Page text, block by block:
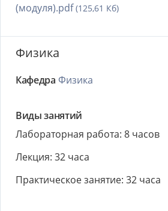
(модуля).pdf(125,61 Кб)
Физика
Кафедра Физика
Виды занятий
Лабораторная работа: 8 часов
Лекция: 32 часа
Практическое занятие: 32 часа